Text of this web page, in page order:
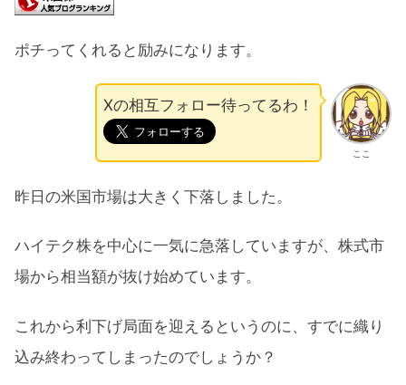
ポチってくれると励みになります。
ここ
Xの相互フォロー待ってるわ！
昨日の米国市場は大きく下落しました。
ハイテク株を中心に一気に急落していますが、株式市
場から相当額が抜け始めています。
これから利下げ局面を迎えるというのに、すでに織り
込み終わってしまったのでしょうか？